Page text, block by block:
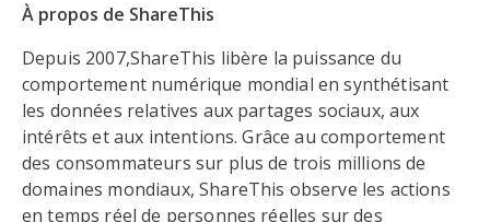
À propos de ShareThis
Depuis 2007,ShareThis libère la puissance du
comportement numérique mondial en synthétisant
les données relatives aux partages sociaux, aux
intérêts et aux intentions. Grâce au comportement
des consommateurs sur plus de trois millions de
domaines mondiaux, ShareThis observe les actions
en temps réel de personnes réelles sur des